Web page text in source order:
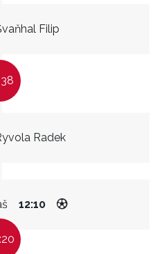
Filip
Radek
12:10